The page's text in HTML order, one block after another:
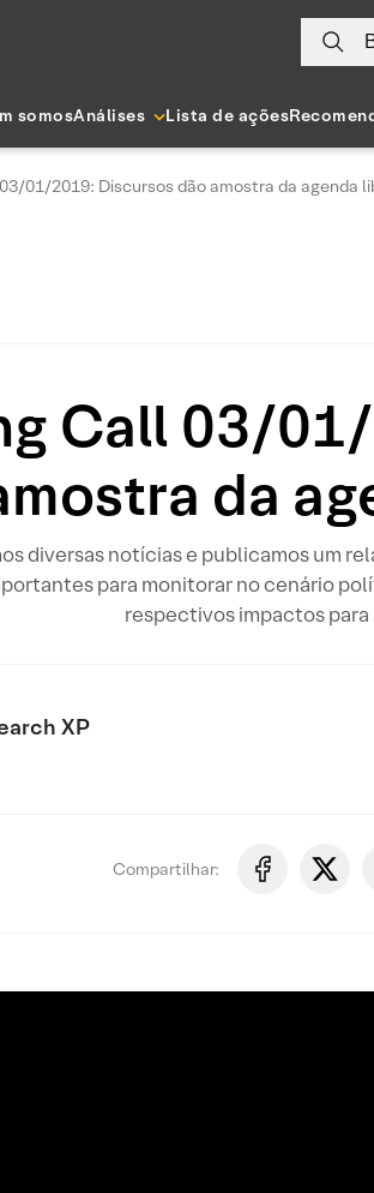
somosAnálises Lista de ações
01/2019: Discursos dão amostra da agenda
Call 03/
da
diversas notícias e publicamos um
para monitorar no cenário
respectivos impactos para
XP
Compartilhar: